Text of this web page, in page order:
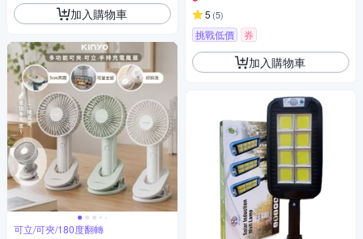
加入購物車
可立/可夾/180度翻轉
5 (5)
挑戰低價 券
加入購物車